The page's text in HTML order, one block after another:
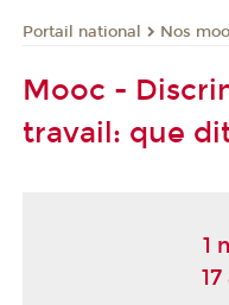
Portail national Nos
Mooc -
travail: que
1